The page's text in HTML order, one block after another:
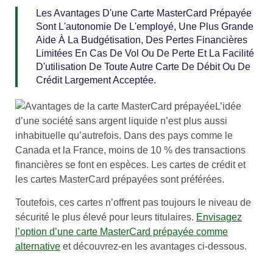
Les Avantages D'une Carte MasterCard Prépayée
Sont L'autonomie De L'employé, Une Plus Grande
Aide À La Budgétisation, Des Pertes Financières
Limitées En Cas De Vol Ou De Perte Et La Facilité
D'utilisation De Toute Autre Carte De Débit Ou De
Crédit Largement Acceptée.
L’idée
d’une société sans argent liquide n’est plus aussi
inhabituelle qu’autrefois. Dans des pays comme le
Canada et la France, moins de 10 % des transactions
financières se font en espèces. Les cartes de crédit et
les cartes MasterCard prépayées sont préférées.
Toutefois, ces cartes n’offrent pas toujours le niveau de
sécurité le plus élevé pour leurs titulaires. Envisagez
l’option d’une carte MasterCard prépayée comme
alternative et découvrez-en les avantages ci-dessous.